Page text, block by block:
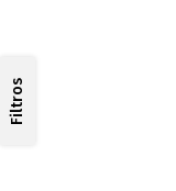
Filtros